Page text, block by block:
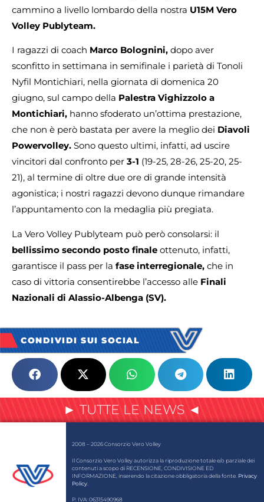
cammino a livello lombardo della nostra U15M Vero
Volley Publyteam.
I ragazzi di coach Marco Bolognini, dopo aver
sconfitto in settimana in semifinale i parietà di Tonoli
Nyfil Montichiari, nella giornata di domenica 20
giugno, sul campo della Palestra Vighizzolo a
Montichiari, hanno sfoderato un’ottima prestazione,
che non è però bastata per avere la meglio dei Diavoli
Powervolley. Sono questo ultimi, infatti, ad uscire
vincitori dal confronto per 3-1 (19-25, 28-26, 25-20, 25-
21), al termine di oltre due ore di grande intensità
agonistica; i nostri ragazzi devono dunque rimandare
l’appuntamento con la medaglia più pregiata.
La Vero Volley Publyteam può però consolarsi: il
bellissimo secondo posto finale ottenuto, infatti,
garantisce il pass per la fase interregionale, che in
caso di vittoria consentirebbe l’accesso alle Finali
Nazionali di Alassio-Albenga (SV).
CONDIVIDI SUI SOCIAL
► TUTTE LE NEWS ◄
2008 – 2026 Consorzio Vero Volley
Il Consorzio Vero Volley autorizza la riproduzione totale e/o parziale dei
contenuti a scopo di RECENSIONE, CONDIVISIONE ED
INFORMAZIONE, inserendo la citazione obbligatoria della fonte. Privacy
Policy
P. IVA: 06315490968